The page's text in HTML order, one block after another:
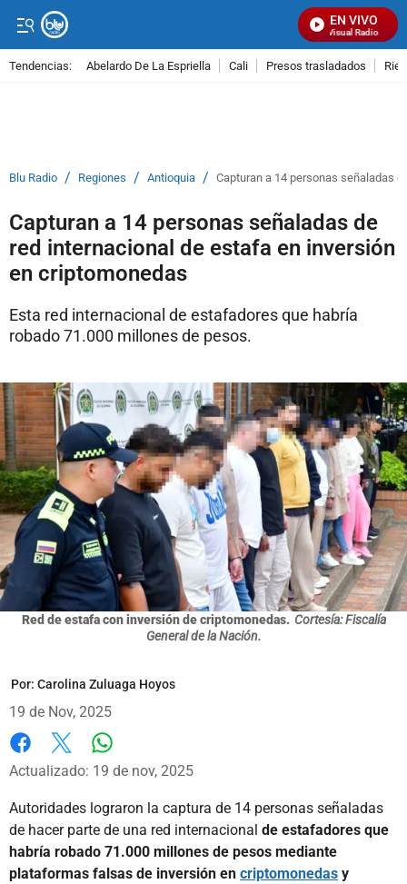
EN VIVO
Señal Visual Radio
Tendencias: Abelardo De La Espriella Cali Presos trasladados
Blu Radio / Regiones / Antioquia / Capturan a 14 personas señaladas
Capturan a 14 personas señaladas de
red internacional de estafa en inversión
en criptomonedas
Esta red internacional de estafadores que habría
robado 71.000 millones de pesos.
Red de estafa con inversión de criptomonedas. Cortesía: Fiscalía
General de la Nación.
Por: Carolina Zuluaga Hoyos
19 de Nov, 2025
Facebook
X
Actualizado: 19 de nov, 2025
Autoridades lograron la captura de 14 personas señaladas
de hacer parte de una red internacional de estafadores que
habría robado 71.000 millones de pesos mediante
plataformas falsas de inversión en criptomonedas y